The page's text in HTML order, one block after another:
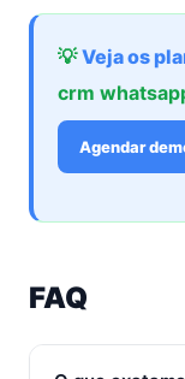
💡Veja os
crm
Agendar
FAQ